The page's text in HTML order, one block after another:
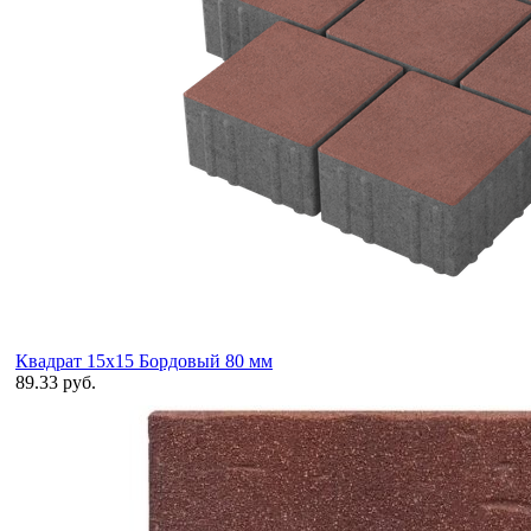
Квадрат 15х15 Бордовый 80 мм
89.33 руб.